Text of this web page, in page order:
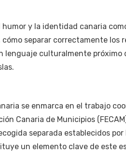
y la identidad canaria
separar correctamente los
lenguaje culturalmente próximo
se enmarca en el trabajo
Canaria de Municipios
separada establecidos
un elemento clave de este